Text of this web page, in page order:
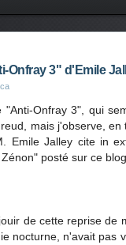
Onfray 3" d'Emile
Onfray 3", qui
mais j'observe,
Emile Jalley cite in
posté sur ce
de cette reprise de
nocturne, n'avait pas